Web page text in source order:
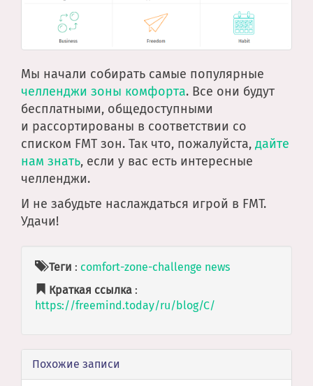
Мы начали собирать самые популярные
челленджи зоны комфорта. Все они будут
бесплатными, общедоступными
и рассортированы в соответствии со
списком FMT зон. Так что, пожалуйста, дайте
нам знать, если у вас есть интересные
челленджи.
И не забудьте наслаждаться игрой в FMT.
Удачи!
Теги : comfort-zone-challenge news
Краткая ссылка :
https://freemind.today/ru/blog/C/
Похожие записи